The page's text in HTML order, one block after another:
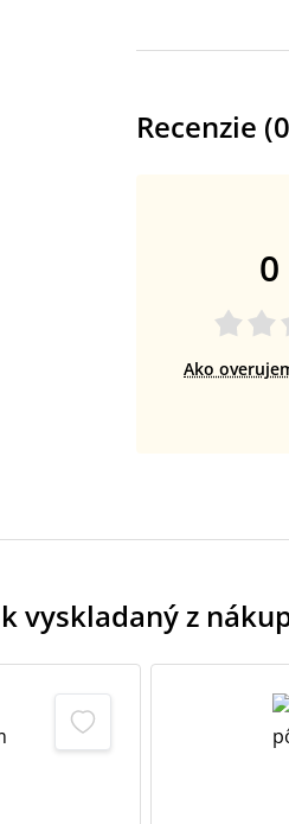
Recenzie (0
0
Ako
vyskladaný z